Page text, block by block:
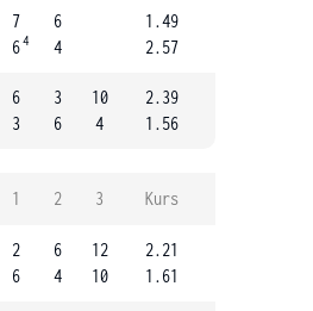
7
64
6
4
1.49
2.57
6
3
3
6
10
4
2.39
1.56
1 2 3 Kurs
2
6
6
4
12
10
2.21
1.61